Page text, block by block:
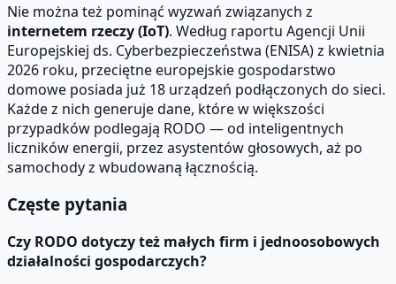
Nie można też pominąć wyzwań związanych z
internetem rzeczy (IoT). Według raportu Agencji Unii
Europejskiej ds. Cyberbezpieczeństwa (ENISA) z kwietnia
2026 roku, przeciętne europejskie gospodarstwo
domowe posiada już 18 urządzeń podłączonych do sieci.
Każde z nich generuje dane, które w większości
przypadków podlegają RODO — od inteligentnych
liczników energii, przez asystentów głosowych, aż po
samochody z wbudowaną łącznością.
Częste pytania
Czy RODO dotyczy też małych firm i jednoosobowych
działalności gospodarczych?